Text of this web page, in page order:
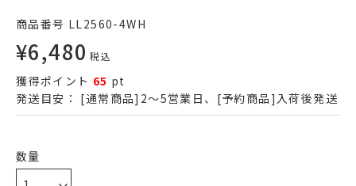
商品番号 LL2560-4WH
¥6,480 税込
獲得ポイント 65 pt
発送目安： [通常商品]2～5営業日、[予約商品]入荷後発送